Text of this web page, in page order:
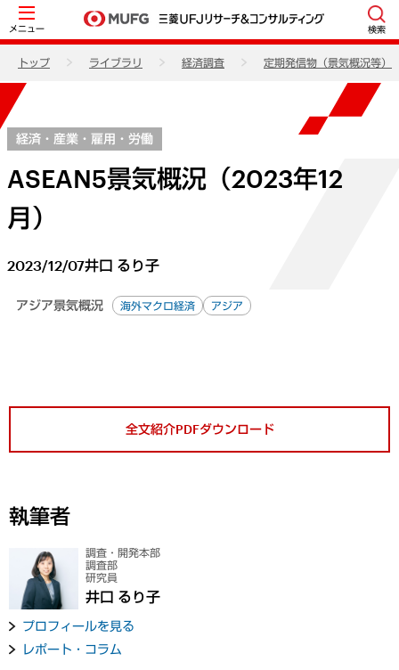
メニュー 検索
トップ ライブラリ 経済調査 定期発信物（景気概況等）
経済・産業・雇用・労働
ASEAN5景気概況（2023年12
月）
2023/12/07井口 るり子
アジア景気概況 海外マクロ経済 アジア
全文紹介PDFダウンロード
執筆者
調査・開発本部
調査部
研究員
井口 るり子
プロフィールを見る
レポート・コラム